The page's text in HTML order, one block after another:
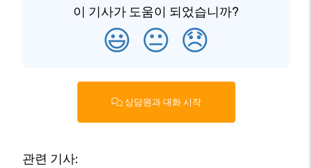
이 기사가 도움이 되었습니까?
😃 😐 😞
상담원과 대화 시작
관련 기사: